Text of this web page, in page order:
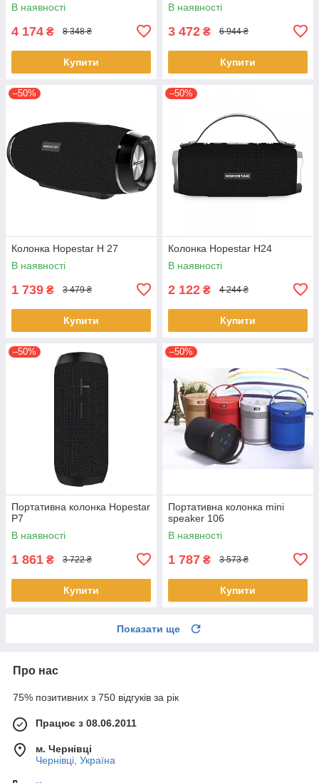
В наявності
4 174 ₴ 8 348 ₴
Купити
В наявності
3 472 ₴ 6 944 ₴
Купити
–50%
Колонка Hopestar H 27
В наявності
1 739 ₴ 3 479 ₴
Купити
–50%
Колонка Hopestar H24
В наявності
2 122 ₴ 4 244 ₴
Купити
–50%
Портативна колонка Hopestar
P7
В наявності
1 861 ₴ 3 722 ₴
Купити
–50%
Портативна колонка mini
speaker 106
В наявності
1 787 ₴ 3 573 ₴
Купити
Показати ще
Про нас
75% позитивних з 750 відгуків за рік
Працює з 08.06.2011
м. Чернівці
Чернівці, Україна